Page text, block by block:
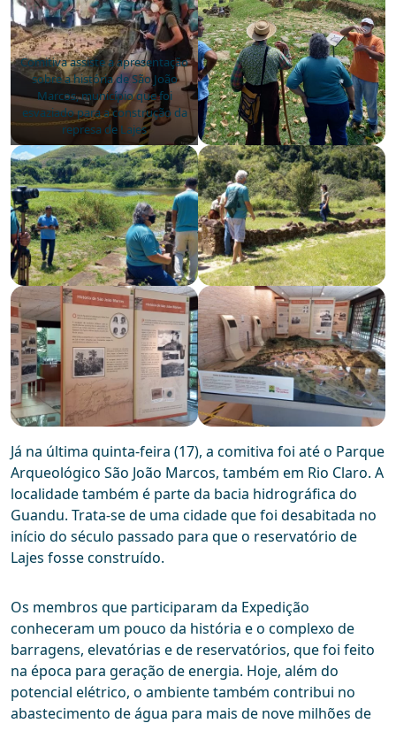
Comitiva assiste a apresentação
sobre a história de São João
Marcos, município que foi
esvaziado para a construção da
represa de Lajes
Já na última quinta-feira (17), a comitiva foi até o Parque
Arqueológico São João Marcos, também em Rio Claro. A
localidade também é parte da bacia hidrográfica do
Guandu. Trata-se de uma cidade que foi desabitada no
início do século passado para que o reservatório de
Lajes fosse construído.
Os membros que participaram da Expedição
conheceram um pouco da história e o complexo de
barragens, elevatórias e de reservatórios, que foi feito
na época para geração de energia. Hoje, além do
potencial elétrico, o ambiente também contribui no
abastecimento de água para mais de nove milhões de